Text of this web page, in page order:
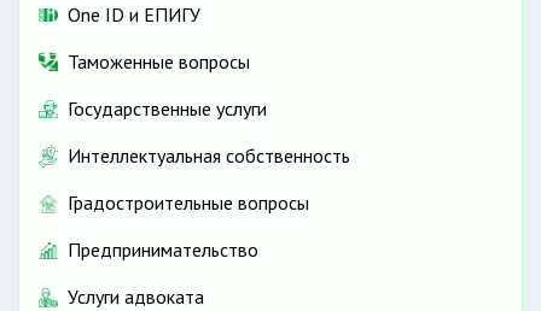
One ID и ЕПИГУ
Таможенные вопросы
Государственные услуги
Интеллектуальная собственность
Градостроительные вопросы
Предпринимательство
Услуги адвоката